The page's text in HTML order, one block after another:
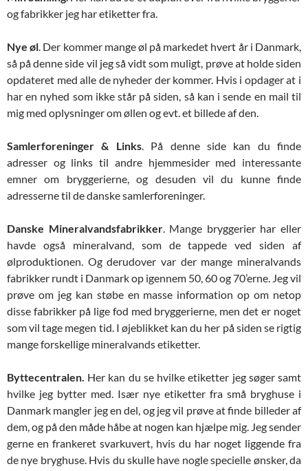
og fabrikker jeg har etiketter fra.
Nye øl. Der kommer mange øl på markedet hvert år i Danmark,
så på denne side vil jeg så vidt som muligt, prøve at holde siden
opdateret med alle de nyheder der kommer. Hvis i opdager at i
har en nyhed som ikke står på siden, så kan i sende en mail til
mig med oplysninger om øllen og evt. et billede af den.
Samlerforeninger & Links. På denne side kan du finde
adresser og links til andre hjemmesider med interessante
emner om bryggerierne, og desuden vil du kunne finde
adresserne til de danske samlerforeninger.
Danske Mineralvandsfabrikker. Mange bryggerier har eller
havde også mineralvand, som de tappede ved siden af
ølproduktionen. Og derudover var der mange mineralvands
fabrikker rundt i Danmark op igennem 50, 60 og 70’erne. Jeg vil
prøve om jeg kan støbe en masse information op om netop
disse fabrikker på lige fod med bryggerierne, men det er noget
som vil tage megen tid. I øjeblikket kan du her på siden se rigtig
mange forskellige mineralvands etiketter.
Byttecentralen. Her kan du se hvilke etiketter jeg søger samt
hvilke jeg bytter med. Især nye etiketter fra små bryghuse i
Danmark mangler jeg en del, og jeg vil prøve at finde billeder af
dem, og på den måde håbe at nogen kan hjælpe mig. Jeg sender
gerne en frankeret svarkuvert, hvis du har noget liggende fra
de nye bryghuse. Hvis du skulle have nogle specielle ønsker, da